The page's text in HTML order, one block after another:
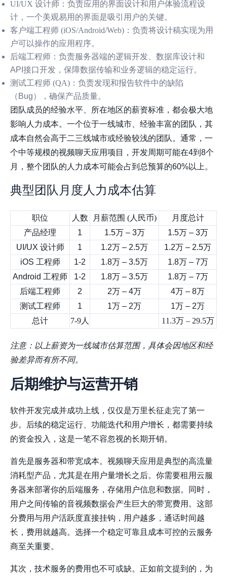
UI/UX 设计师 ：负责应用的界面设计和用户体验流程设
计，一个美观易用的界面是吸引用户的关键。
客户端工程师 (iOS/Android/Web) ：负责将设计稿实现为用
户可以操作的应用程序。
后端工程师 ：负责服务器端的逻辑开发、数据库设计和
API接口开发，保障数据传输和业务逻辑的稳定运行。
测试工程师 (QA) ：负责发现和报告软件中的缺陷
（Bug），确保产品质量。
团队成员的经验水平、所在地区的薪资标准，都会极大地
影响人力成本。一个位于一线城市、经验丰富的团队，其
成本自然会高于二三线城市或经验较浅的团队。通常，一
个中等规模的视频聊天应用项目，开发周期可能在4到8个
月，整个团队的人力成本可能会占到总预算的60%以上。
典型团队月度人力成本估算
职位 人数 月薪范围 (人民币)
月度总计
产品经理
1 1.5万 – 3万
1.5万 – 3万
UI/UX 设计师
1 1.2万 – 2.5万
1.2万 – 2.5万
iOS 工程师
1-2 1.8万 – 3.5万
1.8万 – 7万
Android 工程师
1-2 1.8万 – 3.5万
1.8万 – 7万
后端工程师
2 2万 – 4万
4万 – 8万
测试工程师
1 1万 – 2万
1万 – 2万
总计
7-9人 11.3万 – 29.5万
注意：以上薪资为一线城市估算范围，具体会因地区和经
验差异而有所不同。
后期维护与运营开销
软件开发完成并成功上线，仅仅是万里长征走完了第一
步。后续的稳定运行、功能迭代和用户增长，都需要持续
的资金投入，这是一笔不容忽视的长期开销。
首先是服务器和带宽成本。视频聊天应用是典型的高流量
消耗型产品，尤其是在用户量增长之后。你需要租用云服
务器来部署你的后端服务，存储用户信息和数据。同时，
用户之间传输的音视频数据会产生巨大的带宽费用。这部
分费用与用户活跃度直接挂钩，用户越多，通话时间越
长，费用就越高。选择一个稳定可靠且成本可控的云服务
商至关重要。
其次，技术服务的费用也不可或缺。正如前文提到的，为